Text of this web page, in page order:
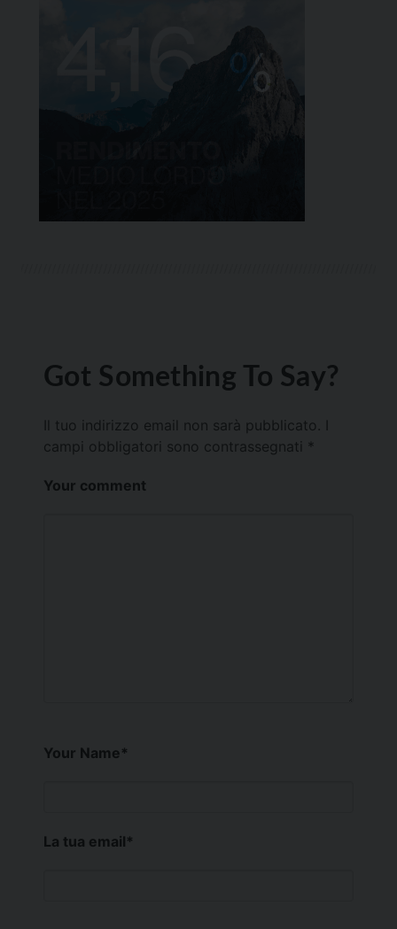
Got Something To Say?
Il tuo indirizzo email non sarà pubblicato.
campi obbligatori sono contrassegnati *
Your comment
Your Name*
La tua email*